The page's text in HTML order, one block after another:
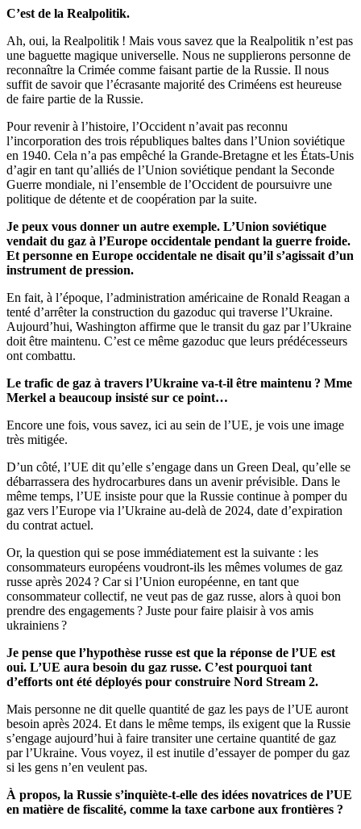
C’est de la Realpolitik.
Ah, oui, la Realpolitik ! Mais vous savez que la Realpolitik n’est pas
une baguette magique universelle. Nous ne supplierons personne de
reconnaître la Crimée comme faisant partie de la Russie. Il nous
suffit de savoir que l’écrasante majorité des Criméens est heureuse
de faire partie de la Russie.
Pour revenir à l’histoire, l’Occident n’avait pas reconnu
l’incorporation des trois républiques baltes dans l’Union soviétique
en 1940. Cela n’a pas empêché la Grande-Bretagne et les États-Unis
d’agir en tant qu’alliés de l’Union soviétique pendant la Seconde
Guerre mondiale, ni l’ensemble de l’Occident de poursuivre une
politique de détente et de coopération par la suite.
Je peux vous donner un autre exemple. L’Union soviétique
vendait du gaz à l’Europe occidentale pendant la guerre froide.
Et personne en Europe occidentale ne disait qu’il s’agissait d’un
instrument de pression.
En fait, à l’époque, l’administration américaine de Ronald Reagan a
tenté d’arrêter la construction du gazoduc qui traverse l’Ukraine.
Aujourd’hui, Washington affirme que le transit du gaz par l’Ukraine
doit être maintenu. C’est ce même gazoduc que leurs prédécesseurs
ont combattu.
Le trafic de gaz à travers l’Ukraine va-t-il être maintenu ? Mme
Merkel a beaucoup insisté sur ce point…
Encore une fois, vous savez, ici au sein de l’UE, je vois une image
très mitigée.
D’un côté, l’UE dit qu’elle s’engage dans un Green Deal, qu’elle se
débarrassera des hydrocarbures dans un avenir prévisible. Dans le
même temps, l’UE insiste pour que la Russie continue à pomper du
gaz vers l’Europe via l’Ukraine au-delà de 2024, date d’expiration
du contrat actuel.
Or, la question qui se pose immédiatement est la suivante : les
consommateurs européens voudront-ils les mêmes volumes de gaz
russe après 2024 ? Car si l’Union européenne, en tant que
consommateur collectif, ne veut pas de gaz russe, alors à quoi bon
prendre des engagements ? Juste pour faire plaisir à vos amis
ukrainiens ?
Je pense que l’hypothèse russe est que la réponse de l’UE est
oui. L’UE aura besoin du gaz russe. C’est pourquoi tant
d’efforts ont été déployés pour construire Nord Stream 2.
Mais personne ne dit quelle quantité de gaz les pays de l’UE auront
besoin après 2024. Et dans le même temps, ils exigent que la Russie
s’engage aujourd’hui à faire transiter une certaine quantité de gaz
par l’Ukraine. Vous voyez, il est inutile d’essayer de pomper du gaz
si les gens n’en veulent pas.
À propos, la Russie s’inquiète-t-elle des idées novatrices de l’UE
en matière de fiscalité, comme la taxe carbone aux frontières ?